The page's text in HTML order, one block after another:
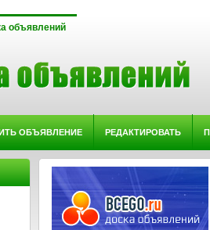
объявлений
ОБЪЯВЛЕНИЕ РЕДАКТИРОВАТЬ